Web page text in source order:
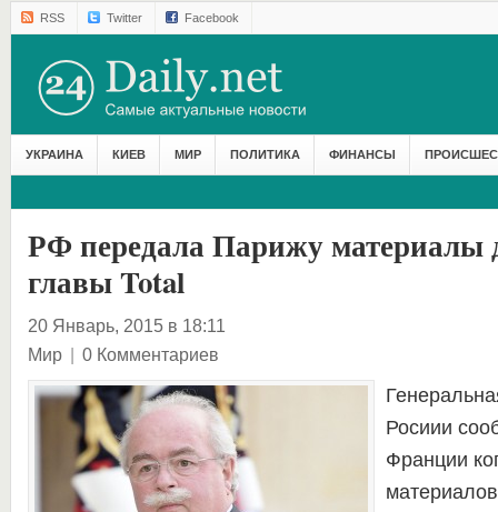
RSS Twitter Facebook
УКРАИНА КИЕВ МИР ПОЛИТИКА ФИНАНСЫ
РФ передала Парижу материалы
главы Total
20 Январь, 2015 в 18:11
Мир | 0 Комментариев
Росиии
Франции